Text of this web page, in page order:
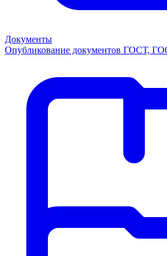
Документы
Опубликование документов ГОСТ,